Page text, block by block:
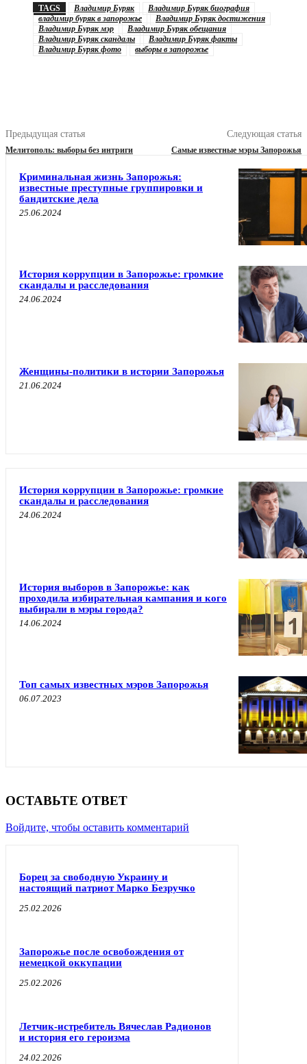
TAGS Владимир Буряк
Владимир Буряк биография
владимир буряк в запорожье
Владимир Буряк достижения
Владимир Буряк мэр
Владимир Буряк обещания
Владимир Буряк скандалы
Владимир Буряк факты
Владимир Буряк фото
выборы в запорожье
Предыдущая статья
Мелитополь: выборы без интриги
Следующая статья
Самые известные мэры Запорожья
Криминальная жизнь Запорожья:
известные преступные группировки и
бандитские дела
25.06.2024
История коррупции в Запорожье: громкие
скандалы и расследования
24.06.2024
Женщины-политики в истории Запорожья
21.06.2024
История коррупции в Запорожье: громкие
скандалы и расследования
24.06.2024
История выборов в Запорожье: как
проходила избирательная кампания и кого
выбирали в мэры города?
14.06.2024
Топ самых известных мэров Запорожья
06.07.2023
ОСТАВЬТЕ ОТВЕТ
Войдите, чтобы оставить комментарий
Борец за свободную Украину и
настоящий патриот Марко Безручко
25.02.2026
Запорожье после освобождения от
немецкой оккупации
25.02.2026
Летчик-истребитель Вячеслав Радионов
и история его героизма
24.02.2026